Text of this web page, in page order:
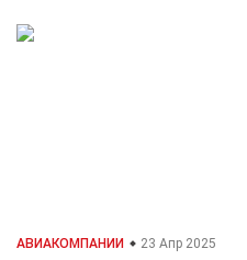
АВИАКОМПАНИИ 23 Апр 2025